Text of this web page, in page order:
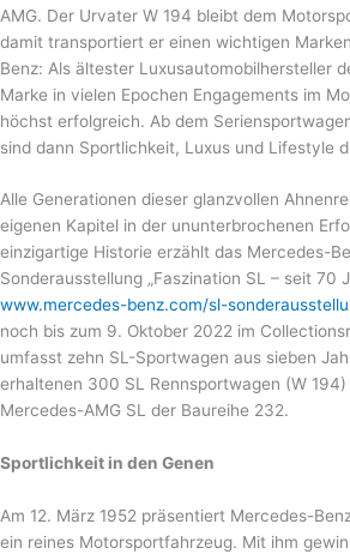
AMG. Der Urvater W 194 bleibt dem
damit transportiert er einen wichtigen
Benz: Als ältester Luxusautomobilhersteller
Marke in vielen Epochen Engagements im
höchst erfolgreich. Ab dem
sind dann Sportlichkeit, Luxus und Lifestyle
Alle Generationen dieser glanzvollen
eigenen Kapitel in der ununterbrochenen
einzigartige Historie erzählt das Mercedes-
Sonderausstellung „Faszination SL – seit 70
www.mercedes-benz.com/sl-
noch bis zum 9. Oktober 2022 im
umfasst zehn SL-Sportwagen aus sieben
erhaltenen 300 SL Rennsportwagen (W 194)
Mercedes-AMG SL der Baureihe 232.
Sportlichkeit in den Genen
Am 12. März 1952 präsentiert Mercedes-
ein reines Motorsportfahrzeug. Mit ihm